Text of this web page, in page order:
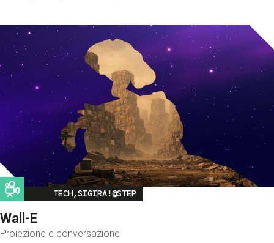
Image
TECH,SIGIRA!@STEP
Wall-E
Proiezione e conversazione